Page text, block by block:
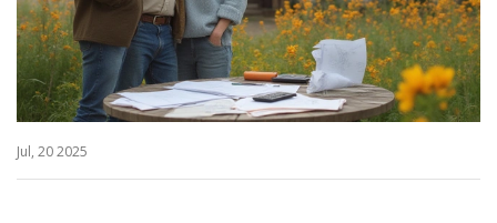
Jul, 20 2025